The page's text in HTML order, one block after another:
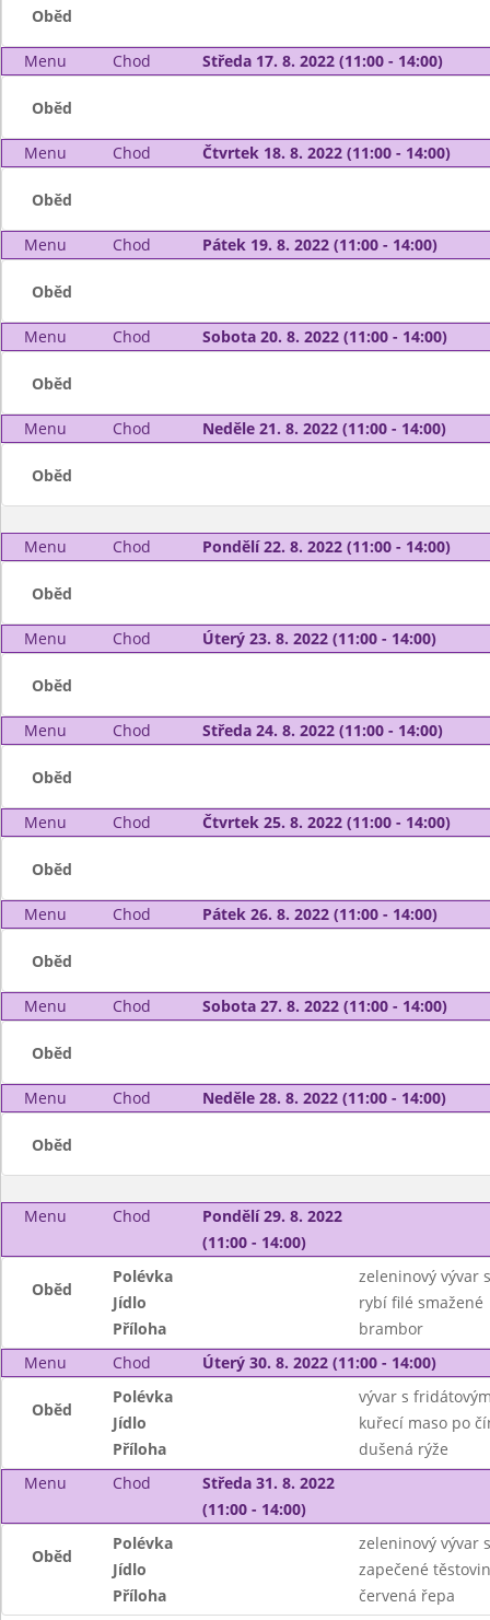
Oběd
Menu Chod Středa 17. 8. 2022 (11:00 - 14:00)
Oběd
Menu Chod Čtvrtek 18. 8. 2022 (11:00 - 14:00)
Oběd
Menu Chod Pátek 19. 8. 2022 (11:00 - 14:00)
Oběd
Menu Chod Sobota 20. 8. 2022 (11:00 - 14:00)
Oběd
Menu Chod Neděle 21. 8. 2022 (11:00 - 14:00)
Oběd
Menu Chod Pondělí 22. 8. 2022 (11:00 - 14:00)
Oběd
Menu Chod Úterý 23. 8. 2022 (11:00 - 14:00)
Oběd
Menu Chod Středa 24. 8. 2022 (11:00 - 14:00)
Oběd
Menu Chod Čtvrtek 25. 8. 2022 (11:00 - 14:00)
Oběd
Menu Chod Pátek 26. 8. 2022 (11:00 - 14:00)
Oběd
Menu Chod Sobota 27. 8. 2022 (11:00 - 14:00)
Oběd
Menu Chod Neděle 28. 8. 2022 (11:00 - 14:00)
Oběd
Menu Chod
Pondělí 29. 8. 2022
(11:00 - 14:00)
Oběd
Polévka
zeleninový vývar
Jídlo
rybí filé smažené
Příloha
brambor
Menu
Chod Úterý 30. 8. 2022 (11:00 - 14:00)
Oběd
Polévka
vývar s
Jídlo
kuřecí maso po
Příloha
dušená rýže
Menu
Chod
Středa 31. 8. 2022
(11:00 - 14:00)
Oběd
Polévka
zeleninový vývar
Jídlo
zapečené
Příloha
červená řepa